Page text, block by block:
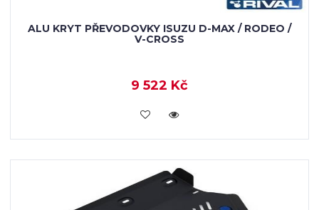
ALU KRYT PŘEVODOVKY ISUZU D-MAX / RODEO /
V-CROSS
9 522 Kč
KOUPIT